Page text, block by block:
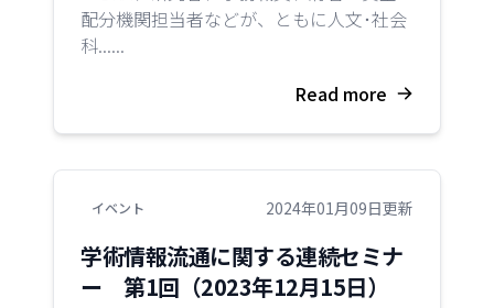
配分機関担当者などが、ともに人文･社会
科......
Read more
イベント 2024年01月09日更新
学術情報流通に関する連続セミナ
ー 第1回（2023年12月15日）